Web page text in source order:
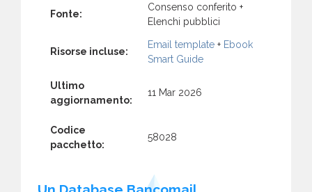
Fonte:
Consenso conferito +
Elenchi pubblici
Risorse incluse:
Email template + Ebook
Smart Guide
Ultimo
aggiornamento:
11 Mar 2026
Codice
pacchetto:
58028